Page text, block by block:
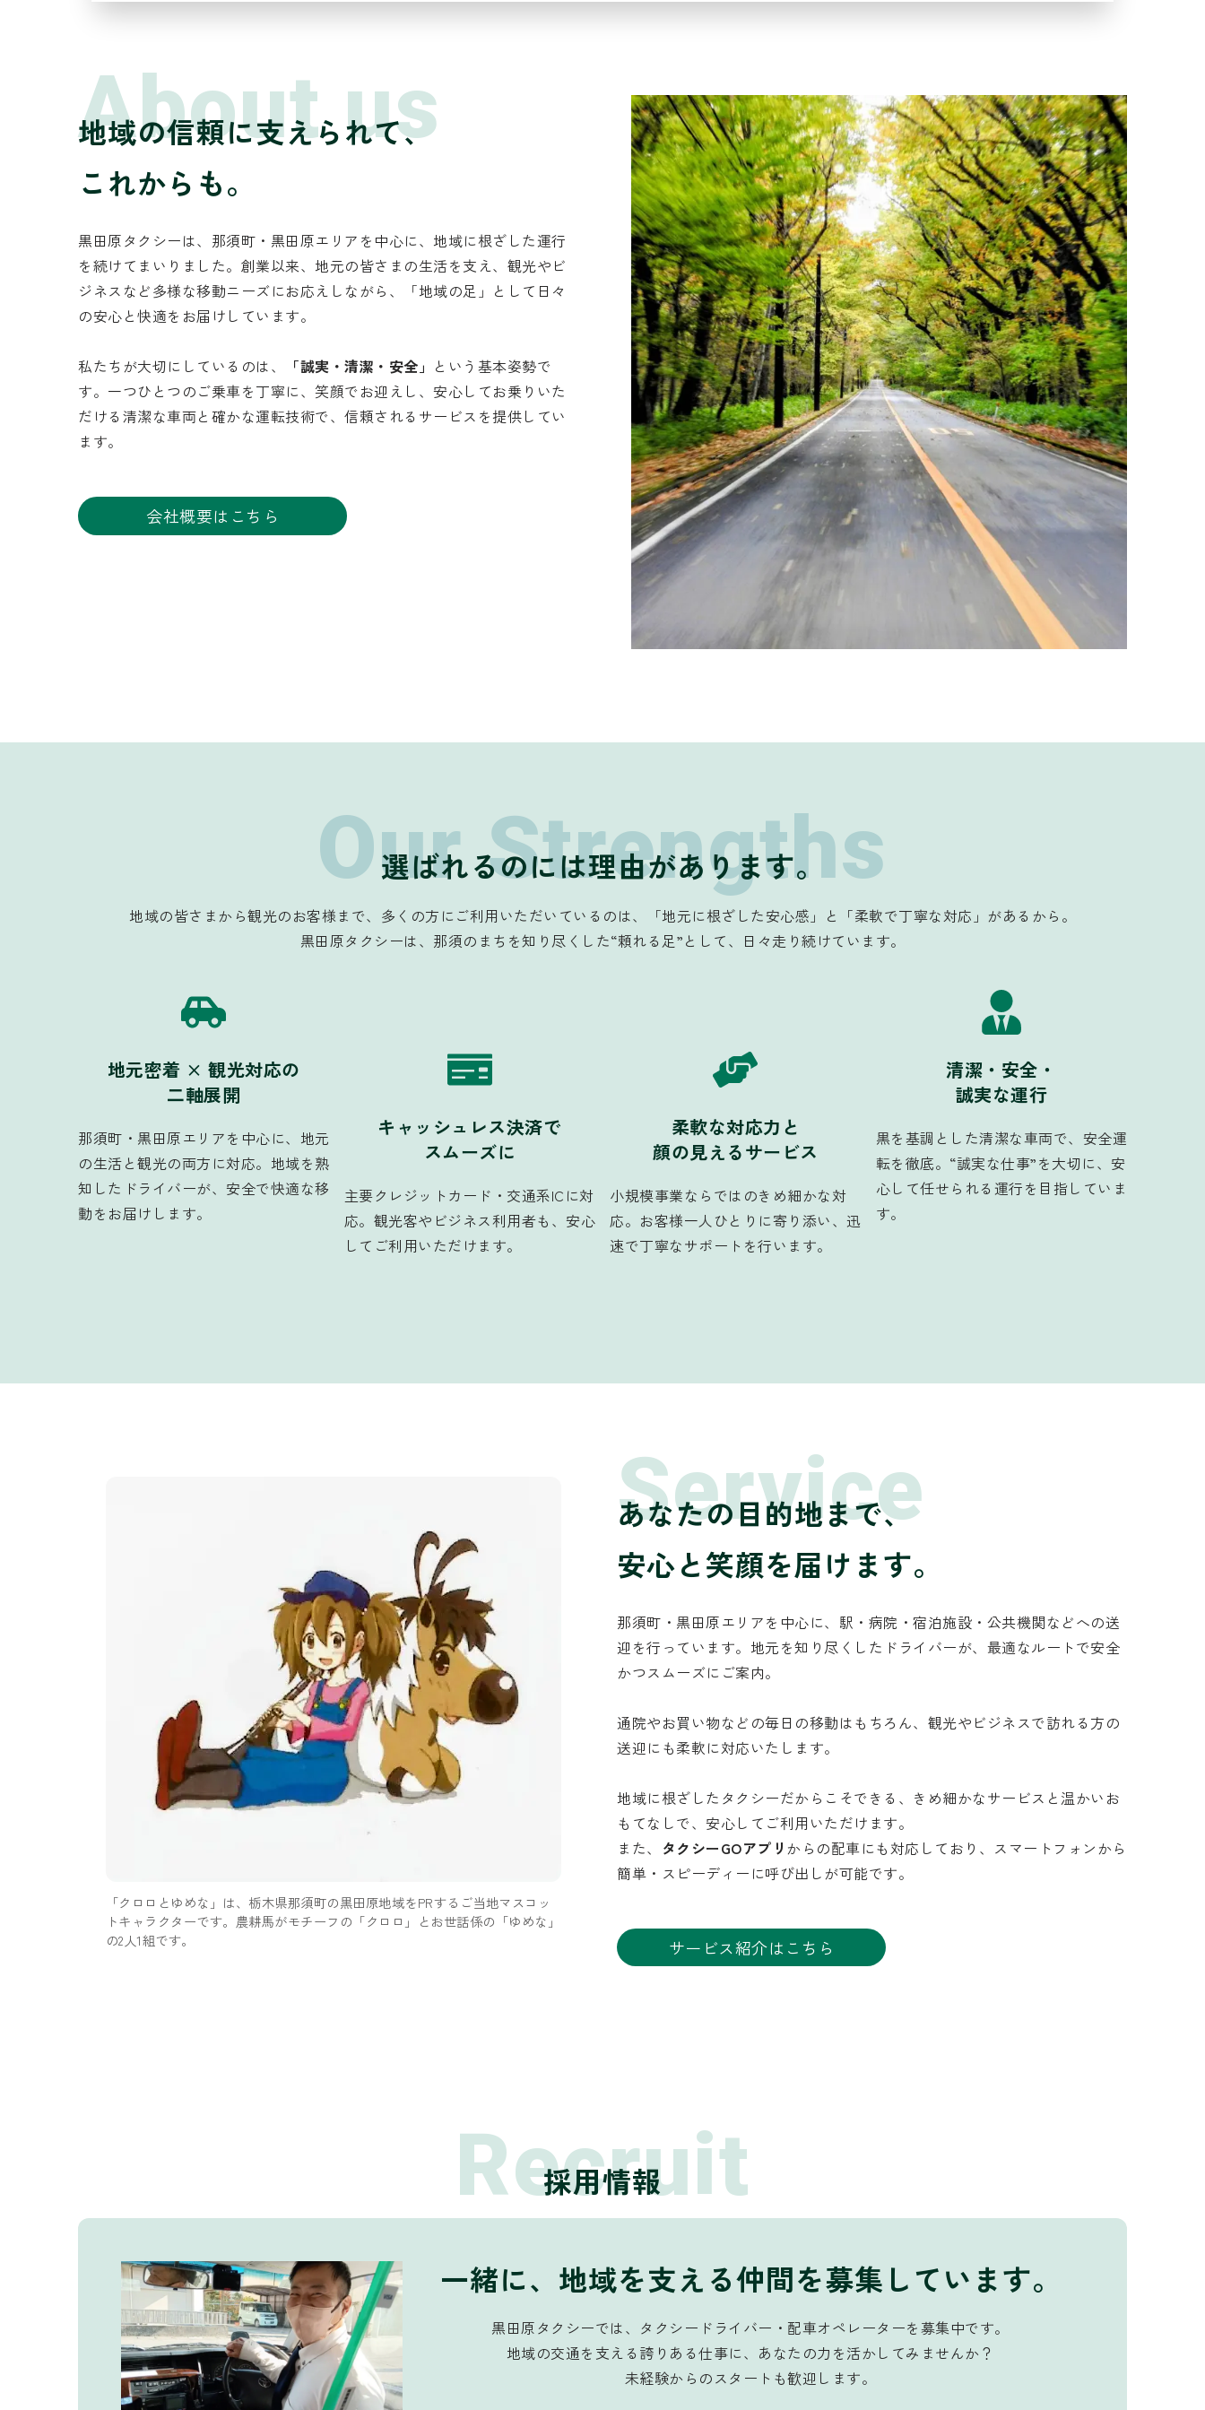
About us
地域の信頼に支えられて、
これからも。
黒田原タクシーは、那須町・黒田原エリアを中心に、地域に根ざした運行
を続けてまいりました。創業以来、地元の皆さまの生活を支え、観光やビ
ジネスなど多様な移動ニーズにお応えしながら、「地域の足」として日々
の安心と快適をお届けしています。
私たちが大切にしているのは、 「誠実・清潔・安全」 という基本姿勢で
す。一つひとつのご乗車を丁寧に、笑顔でお迎えし、安心してお乗りいた
だける清潔な車両と確かな運転技術で、信頼されるサービスを提供してい
ます。
会社概要はこちら
Our Strengths
選ばれるのには理由があります。
地域の皆さまから観光のお客様まで、多くの方にご利用いただいているのは、「地元に根ざした安心感」と「柔軟で丁寧な対応」があるから。
黒田原タクシーは、那須のまちを知り尽くした“頼れる足”として、日々走り続けています。
地元密着 × 観光対応の
二軸展開
那須町・黒田原エリアを中心に、地元
の生活と観光の両方に対応。地域を熟
知したドライバーが、安全で快適な移
動をお届けします。
キャッシュレス決済で
スムーズに
主要クレジットカード・交通系ICに対
応。観光客やビジネス利用者も、安心
してご利用いただけます。
柔軟な対応力と
顔の見えるサービス
小規模事業ならではのきめ細かな対
応。お客様一人ひとりに寄り添い、迅
速で丁寧なサポートを行います。
清潔・安全・
誠実な運行
黒を基調とした清潔な車両で、安全運
転を徹底。“誠実な仕事”を大切に、安
心して任せられる運行を目指していま
す。
「クロロとゆめな」は、栃木県那須町の黒田原地域をPRするご当地マスコッ
トキャラクターです。農耕馬がモチーフの「クロロ」とお世話係の「ゆめな」
の2人1組です。
Service
あなたの目的地まで、
安心と笑顔を届けます。
那須町・黒田原エリアを中心に、駅・病院・宿泊施設・公共機関などへの送
迎を行っています。地元を知り尽くしたドライバーが、最適なルートで安全
かつスムーズにご案内。
通院やお買い物などの毎日の移動はもちろん、観光やビジネスで訪れる方の
送迎にも柔軟に対応いたします。
地域に根ざしたタクシーだからこそできる、きめ細かなサービスと温かいお
もてなしで、安心してご利用いただけます。
また、 タクシーGOアプリ からの配車にも対応しており、スマートフォンから
簡単・スピーディーに呼び出しが可能です。
サービス紹介はこちら
Recruit
採用情報
一緒に、地域を支える仲間を募集しています。
黒田原タクシーでは、タクシードライバー・配車オペレーターを募集中です。
地域の交通を支える誇りある仕事に、あなたの力を活かしてみませんか？
未経験からのスタートも歓迎します。